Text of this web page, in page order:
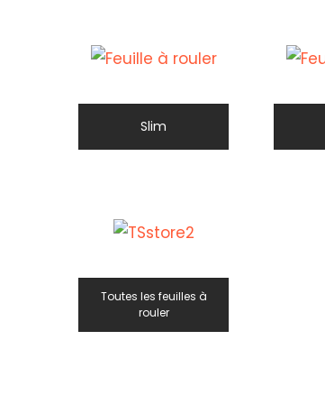
Slim
Toutes les feuilles à
rouler